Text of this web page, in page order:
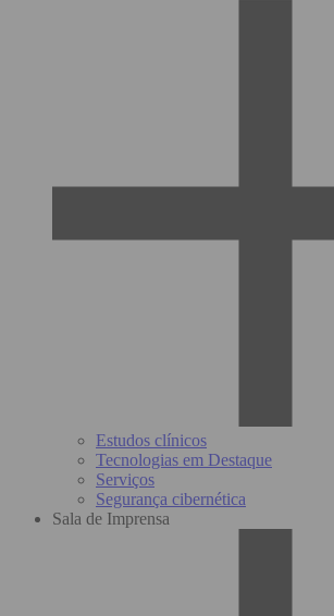
Estudos clínicos
Tecnologias em Destaque
Serviços
Segurança cibernética
Sala de Imprensa